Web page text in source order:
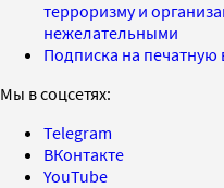
терроризму и
нежелательными
Подписка на
Мы в соцсетях:
Telegram
ВКонтакте
YouTube